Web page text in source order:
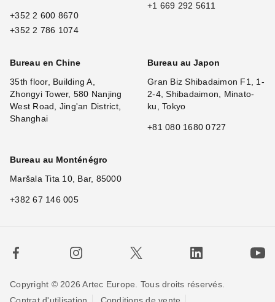
+352 2 600 8670
+352 2 786 1074
+1 669 292 5611
Bureau en Chine
35th floor, Building A,
Zhongyi Tower, 580 Nanjing
West Road, Jing'an District,
Shanghai
Bureau au Japon
Gran Biz Shibadaimon F1, 1-
2-4, Shibadaimon, Minato-
ku, Tokyo
+81 080 1680 0727
Bureau au Monténégro
Maršala Tita 10, Bar, 85000
+382 67 146 005
Copyright © 2026 Artec Europe. Tous droits réservés.